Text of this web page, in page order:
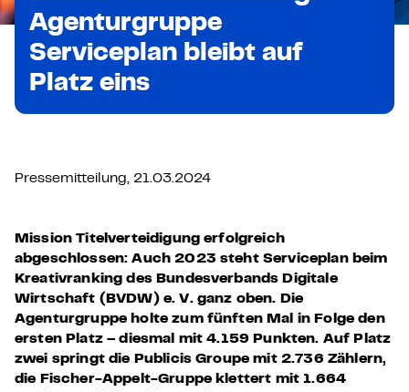
Agenturgruppe
Serviceplan bleibt auf
Platz eins
Pressemitteilung, 21.03.2024
Mission Titelverteidigung erfolgreich
abgeschlossen: Auch 2023 steht Serviceplan beim
Kreativranking des Bundesverbands Digitale
Wirtschaft (BVDW) e. V. ganz oben. Die
Agenturgruppe holte zum fünften Mal in Folge den
ersten Platz – diesmal mit 4.159 Punkten. Auf Platz
zwei springt die Publicis Groupe mit 2.736 Zählern,
die Fischer-Appelt-Gruppe klettert mit 1.664